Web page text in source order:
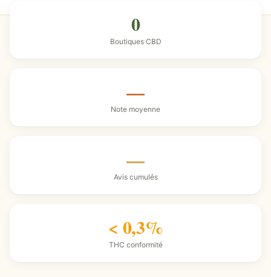
0
Boutiques CBD
—
Note moyenne
—
Avis cumulés
< 0,3%
THC conformité